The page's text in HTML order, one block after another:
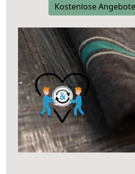
Kostenlose